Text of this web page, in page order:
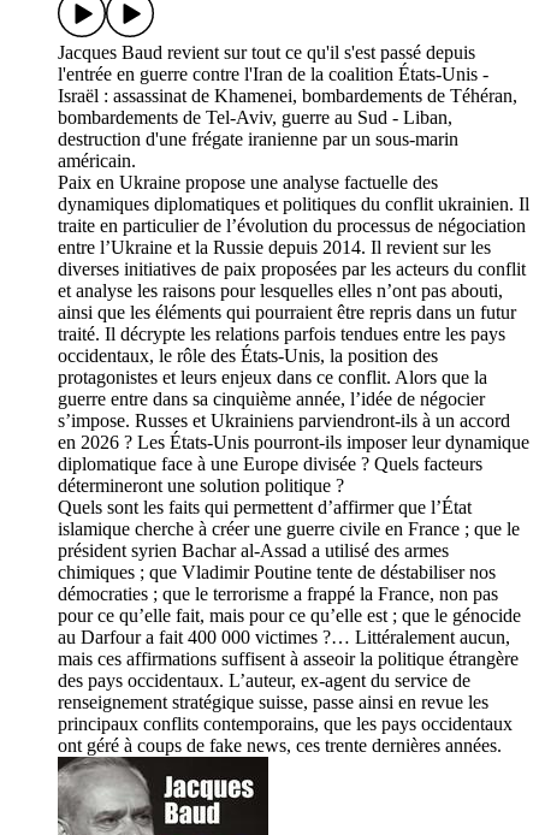
Jacques Baud revient sur tout ce qu'il s'est passé depuis
l'entrée en guerre contre l'Iran de la coalition États-Unis -
Israël : assassinat de Khamenei, bombardements de Téhéran,
bombardements de Tel-Aviv, guerre au Sud - Liban,
destruction d'une frégate iranienne par un sous-marin
américain.
Paix en Ukraine propose une analyse factuelle des
dynamiques diplomatiques et politiques du conflit ukrainien. Il
traite en particulier de l’évolution du processus de négociation
entre l’Ukraine et la Russie depuis 2014. Il revient sur les
diverses initiatives de paix proposées par les acteurs du conflit
et analyse les raisons pour lesquelles elles n’ont pas abouti,
ainsi que les éléments qui pourraient être repris dans un futur
traité. Il décrypte les relations parfois tendues entre les pays
occidentaux, le rôle des États-Unis, la position des
protagonistes et leurs enjeux dans ce conflit. Alors que la
guerre entre dans sa cinquième année, l’idée de négocier
s’impose. Russes et Ukrainiens parviendront-ils à un accord
en 2026 ? Les États-Unis pourront-ils imposer leur dynamique
diplomatique face à une Europe divisée ? Quels facteurs
détermineront une solution politique ?
Quels sont les faits qui permettent d’affirmer que l’État
islamique cherche à créer une guerre civile en France ; que le
président syrien Bachar al-Assad a utilisé des armes
chimiques ; que Vladimir Poutine tente de déstabiliser nos
démocraties ; que le terrorisme a frappé la France, non pas
pour ce qu’elle fait, mais pour ce qu’elle est ; que le génocide
au Darfour a fait 400 000 victimes ?… Littéralement aucun,
mais ces affirmations suffisent à asseoir la politique étrangère
des pays occidentaux. L’auteur, ex-agent du service de
renseignement stratégique suisse, passe ainsi en revue les
principaux conflits contemporains, que les pays occidentaux
ont géré à coups de fake news, ces trente dernières années.